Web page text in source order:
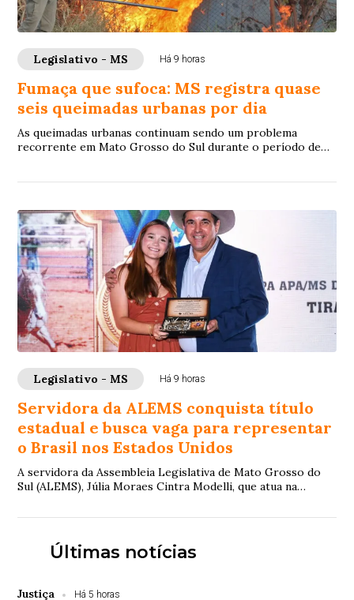
Legislativo - MS Há 9 horas
Fumaça que sufoca: MS registra quase
seis queimadas urbanas por dia
As queimadas urbanas continuam sendo um problema
recorrente em Mato Grosso do Sul durante o período de
Legislativo - MS Há 9 horas
Servidora da ALEMS conquista título
estadual e busca vaga para representar
o Brasil nos Estados Unidos
A servidora da Assembleia Legislativa de Mato Grosso do
Sul (ALEMS), Júlia Moraes Cintra Modelli, que atua na
Últimas notícias
Justiça Há 5 horas